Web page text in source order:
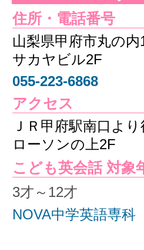
住所・電話番号
山梨県甲府市丸の
サカヤビル2F
055-223-6868
アクセス
ＪＲ甲府駅南口よ
ローソンの上2F
こども英会話 対象
3才～12才
NOVA中学英語専科